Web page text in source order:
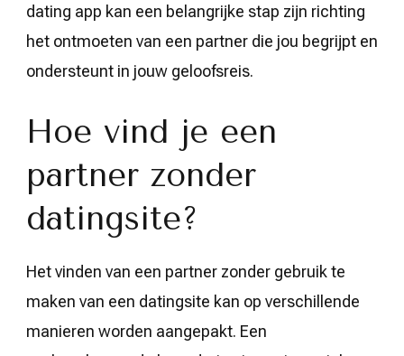
dating app kan een belangrijke stap zijn richting
het ontmoeten van een partner die jou begrijpt en
ondersteunt in jouw geloofsreis.
Hoe vind je een
partner zonder
datingsite?
Het vinden van een partner zonder gebruik te
maken van een datingsite kan op verschillende
manieren worden aangepakt. Een